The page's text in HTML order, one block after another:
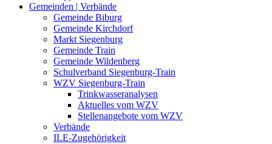
Gemeinden | Verbände
Gemeinde Biburg
Gemeinde Kirchdorf
Markt Siegenburg
Gemeinde Train
Gemeinde Wildenberg
Schulverband Siegenburg-Train
WZV Siegenburg-Train
Trinkwasseranalysen
Aktuelles vom WZV
Stellenangebote vom WZV
Verbände
ILE-Zugehörigkeit